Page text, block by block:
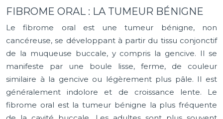
FIBROME ORAL : LA TUMEUR BÉNIGNE
Le fibrome oral est une tumeur bénigne, non
cancéreuse, se développant à partir du tissu conjonctif
de la muqueuse buccale, y compris la gencive. Il se
manifeste par une boule lisse, ferme, de couleur
similaire à la gencive ou légèrement plus pâle. Il est
généralement indolore et de croissance lente. Le
fibrome oral est la tumeur bénigne la plus fréquente